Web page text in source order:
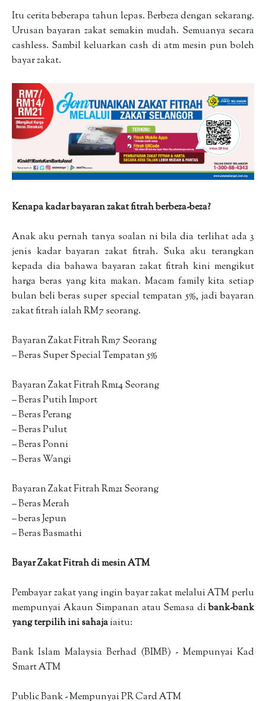
Itu cerita beberapa tahun lepas. Berbeza dengan sekarang.
Urusan bayaran zakat semakin mudah. Semuanya secara
cashless. Sambil keluarkan cash di atm mesin pun boleh
bayar zakat.
Kenapa kadar bayaran zakat fitrah berbeza-beza?
Anak aku pernah tanya soalan ni bila dia terlihat ada 3
jenis kadar bayaran zakat fitrah. Suka aku terangkan
kepada dia bahawa bayaran zakat fitrah kini mengikut
harga beras yang kita makan. Macam family kita setiap
bulan beli beras super special tempatan 5%, jadi bayaran
zakat fitrah ialah RM7 seorang.
Bayaran Zakat Fitrah Rm7 Seorang
– Beras Super Special Tempatan 5%
Bayaran Zakat Fitrah Rm14 Seorang
– Beras Putih Import
– Beras Perang
– Beras Pulut
– Beras Ponni
– Beras Wangi
Bayaran Zakat Fitrah Rm21 Seorang
– Beras Merah
– beras Jepun
– Beras Basmathi
Bayar Zakat Fitrah di mesin ATM
Pembayar zakat yang ingin bayar zakat melalui ATM perlu
mempunyai Akaun Simpanan atau Semasa dibank-bank
yang terpilih ini sahajaiaitu:
Bank Islam Malaysia Berhad (BIMB) - Mempunyai Kad
Smart ATM
Public Bank - Mempunyai PR Card ATM